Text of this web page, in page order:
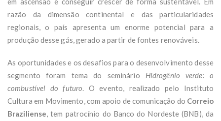
razão da dimensão continental e das particularidades
regionais, o país apresenta um enorme potencial para a
produção desse gás, gerado a partir de fontes renováveis.
As oportunidades e os desafios para o desenvolvimento desse
segmento foram tema do seminário Hidrogênio verde: o
combustível do futuro . O evento, realizado pelo Instituto
Cultura em Movimento, com apoio de comunicação do Correio
Braziliense , tem patrocínio do Banco do Nordeste (BNB), da